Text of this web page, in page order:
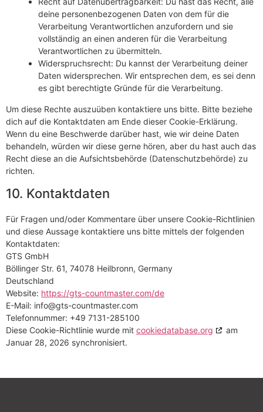
deine personenbezogenen Daten von dem für die
Verarbeitung Verantwortlichen anzufordern und sie
vollständig an einen anderen für die Verarbeitung
Verantwortlichen zu übermitteln.
Widerspruchsrecht: Du kannst der Verarbeitung deiner
Daten widersprechen. Wir entsprechen dem, es sei denn
es gibt berechtigte Gründe für die Verarbeitung.
Um diese Rechte auszuüben kontaktiere uns bitte. Bitte beziehe
dich auf die Kontaktdaten am Ende dieser Cookie-Erklärung.
Wenn du eine Beschwerde darüber hast, wie wir deine Daten
behandeln, würden wir diese gerne hören, aber du hast auch das
Recht diese an die Aufsichtsbehörde (Datenschutzbehörde) zu
richten.
10. Kontaktdaten
Für Fragen und/oder Kommentare über unsere Cookie-Richtlinien
und diese Aussage kontaktiere uns bitte mittels der folgenden
Kontaktdaten:
GTS GmbH
Böllinger Str. 61, 74078 Heilbronn, Germany
Deutschland
Website: https://gts-countmaster.com/de
E-Mail: info@gts-countmaster.com
Telefonnummer: +49 7131-285100
Diese Cookie-Richtlinie wurde mit cookiedatabase.org
am
Januar 28, 2026 synchronisiert.